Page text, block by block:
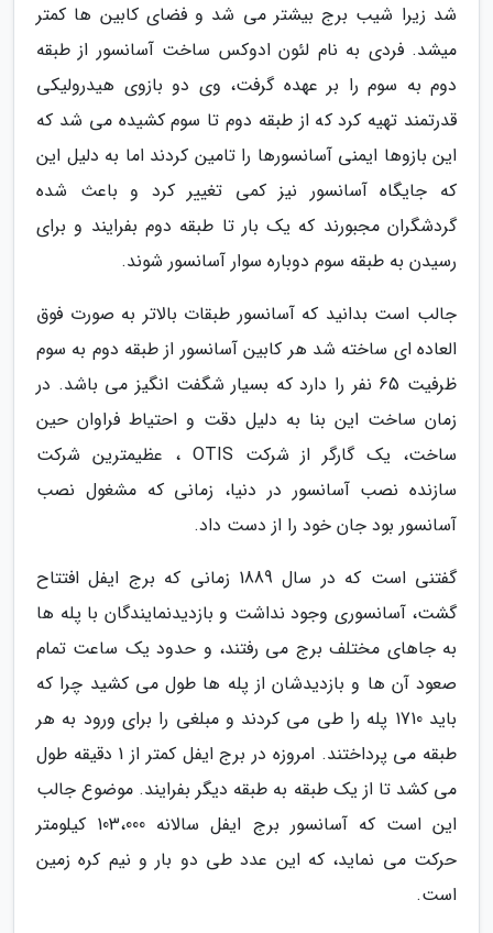
شد زیرا شیب برج بیشتر می شد و فضای کابین ها کمتر
میشد. فردی به نام لئون ادوکس ساخت آسانسور از طبقه
دوم به سوم را بر عهده گرفت، وی دو بازوی هیدرولیکی
قدرتمند تهیه کرد که از طبقه دوم تا سوم کشیده می شد که
این بازوها ایمنی آسانسورها را تامین کردند اما به دلیل این
که جایگاه آسانسور نیز کمی تغییر کرد و باعث شده
گردشگران مجبورند که یک بار تا طبقه دوم بفرایند و برای
رسیدن به طبقه سوم دوباره سوار آسانسور شوند.
جالب است بدانید که آسانسور طبقات بالاتر به صورت فوق
العاده ای ساخته شد هر کابین آسانسور از طبقه دوم به سوم
ظرفیت 65 نفر را دارد که بسیار شگفت انگیز می باشد. در
زمان ساخت این بنا به دلیل دقت و احتیاط فراوان حین
ساخت، یک گارگر از شرکت OTIS ، عظیمترین شرکت
سازنده نصب آسانسور در دنیا، زمانی که مشغول نصب
آسانسور بود جان خود را از دست داد.
گفتنی است که در سال 1889 زمانی که برج ایفل افتتاح
گشت، آسانسوری وجود نداشت و بازدیدنمایندگان با پله ها
به جاهای مختلف برج می رفتند، و حدود یک ساعت تمام
صعود آن ها و بازدیدشان از پله ها طول می کشید چرا که
باید 1710 پله را طی می کردند و مبلغی را برای ورود به هر
طبقه می پرداختند. امروزه در برج ایفل کمتر از 1 دقیقه طول
می کشد تا از یک طبقه به طبقه دیگر بفرایند. موضوع جالب
این است که آسانسور برج ایفل سالانه 103،000 کیلومتر
حرکت می نماید، که این عدد طی دو بار و نیم کره زمین
است.